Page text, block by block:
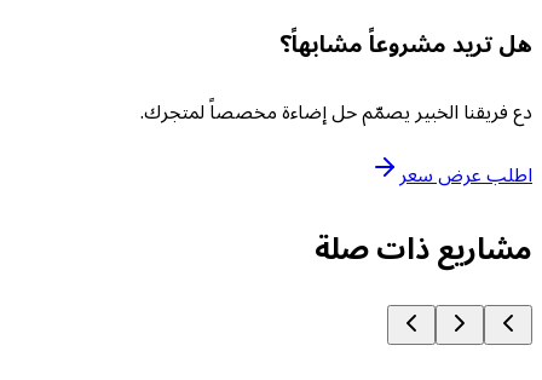
تريد مشروعاً مشابهاً؟
فريقنا الخبير يصمّم حل إضاءة مخصصاً لمتجرك.
عرض سعر
ذات صلة